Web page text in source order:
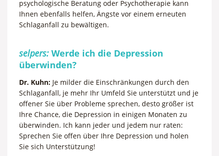
psychologische Beratung oder Psychotherapie kann
Ihnen ebenfalls helfen, Ängste vor einem erneuten
Schlaganfall zu bewältigen.
selpers: Werde ich die Depression
überwinden?
Dr. Kuhn: Je milder die Einschränkungen durch den
Schlaganfall, je mehr Ihr Umfeld Sie unterstützt und je
offener Sie über Probleme sprechen, desto größer ist
Ihre Chance, die Depression in einigen Monaten zu
überwinden. Ich kann jeder und jedem nur raten:
Sprechen Sie offen über Ihre Depression und holen
Sie sich Unterstützung!